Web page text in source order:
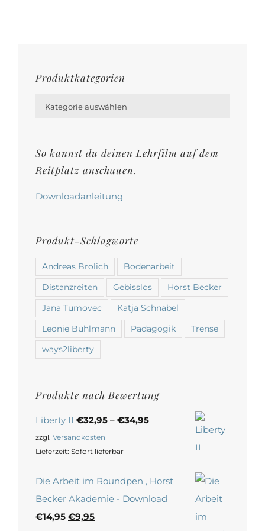
können
Produktseite
gewählt
werden
Produktkategorien
Kategorie auswählen
So kannst du deinen Lehrfilm auf dem
Reitplatz anschauen.
Downloadanleitung
Produkt-Schlagworte
Andreas Brolich Bodenarbeit
Distanzreiten Gebisslos Horst Becker
Jana Tumovec Katja Schnabel
Leonie Bühlmann Pädagogik Trense
ways2liberty
Produkte nach Bewertung
Liberty II €32,95 – €34,95
zzgl. Versandkosten
Lieferzeit: Sofort lieferbar
Die Arbeit im Roundpen , Horst
Becker Akademie - Download
€14,95 Ursprünglicher
€9,95Aktueller